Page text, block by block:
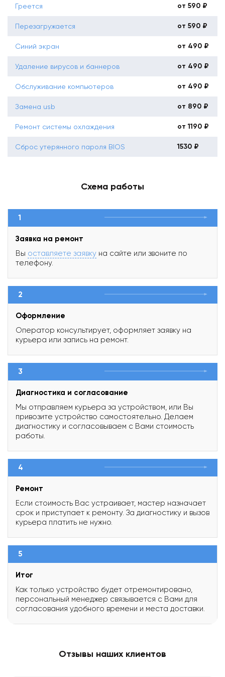
Греется от 590 ₽
Перезагружается от 590 ₽
Синий экран от 490 ₽
Удаление вирусов и баннеров от 490 ₽
Обслуживание компьютеров от 490 ₽
Замена usb от 890 ₽
Ремонт системы охлаждения от 1190 ₽
Сброс утерянного пароля BIOS 1530 ₽
Схема работы
1
Заявка на ремонт
Вы оставляете заявку на сайте или звоните по
телефону.
2
Оформление
Оператор консультирует, оформляет заявку на
курьера или запись на ремонт.
3
Диагностика и согласование
Мы отправляем курьера за устройством, или Вы
привозите устройство самостоятельно. Делаем
диагностику и согласовываем с Вами стоимость
работы.
4
Ремонт
Если стоимость Вас устраивает, мастер назначает
срок и приступает к ремонту. За диагностику и вызов
курьера платить не нужно.
5
Итог
Как только устройство будет отремонтировано,
персональный менеджер связывается с Вами для
согласования удобного времени и места доставки.
Отзывы наших клиентов